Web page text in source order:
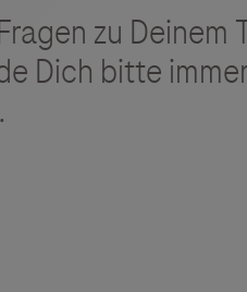
zu Deinem
Dich bitte